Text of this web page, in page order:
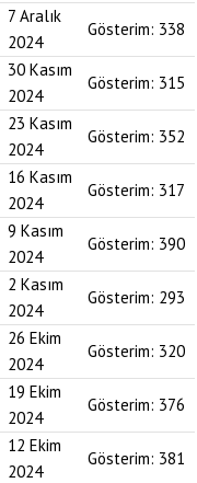
7 Aralık
2024
Gösterim: 338
30 Kasım
2024
Gösterim: 315
23 Kasım
2024
Gösterim: 352
16 Kasım
2024
Gösterim: 317
9 Kasım
2024
Gösterim: 390
2 Kasım
2024
Gösterim: 293
26 Ekim
2024
Gösterim: 320
19 Ekim
2024
Gösterim: 376
12 Ekim
2024
Gösterim: 381